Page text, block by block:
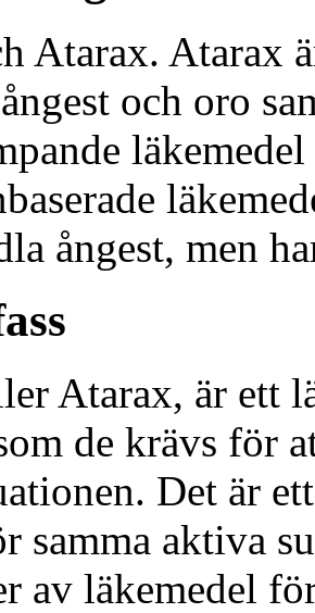
Atarax. Atarax
och oro
ångest, men
Atarax, är ett
de krävs för
Det är
samma aktiva
av läkemedel